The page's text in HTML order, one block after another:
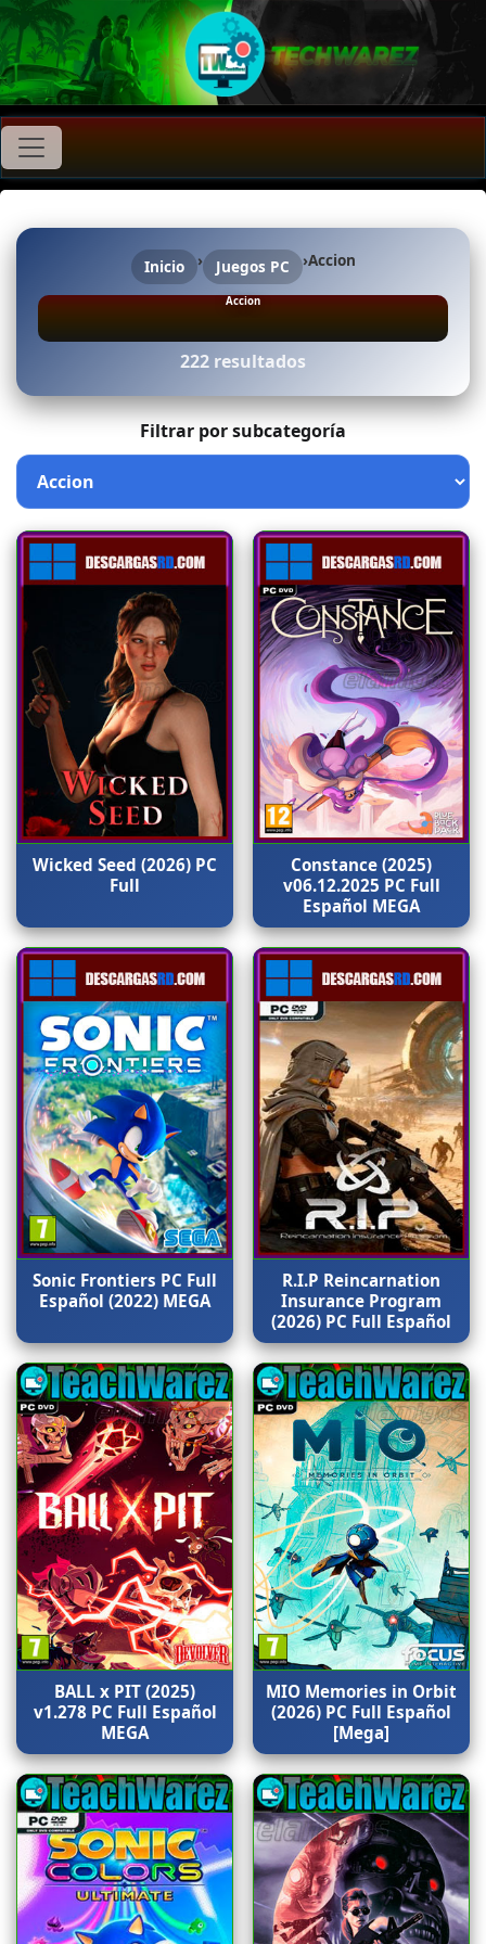
Inicio › Juegos PC ›Accion
Accion
222 resultados
Filtrar por subcategoría
Wicked Seed (2026) PC
Full
Constance (2025)
v06.12.2025 PC Full
Español MEGA
Sonic Frontiers PC Full
Español (2022) MEGA
R.I.P Reincarnation
Insurance Program
(2026) PC Full Español
BALL x PIT (2025)
v1.278 PC Full Español
MEGA
MIO Memories in Orbit
(2026) PC Full Español
[Mega]